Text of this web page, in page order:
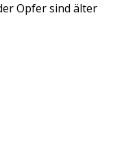
Opfer sind älter